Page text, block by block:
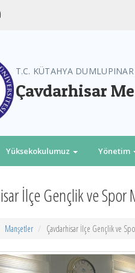
T.C. KÜTAHYA DUMLUPINAR
Çavdarhisar
Yüksekokulumuz Yönetim
İlçe Gençlik ve
Manşetler Çavdarhisar İlçe Gençlik ve